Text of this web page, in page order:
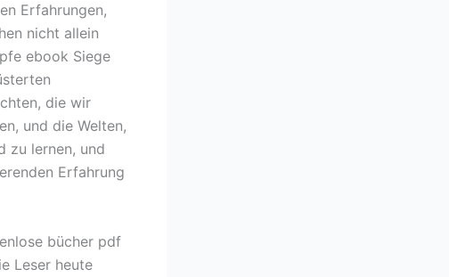
Erfahrungen,
nicht allein
ebook Siege
die wir
und die Welten,
zu lernen, und
Erfahrung
bücher pdf
Leser heute